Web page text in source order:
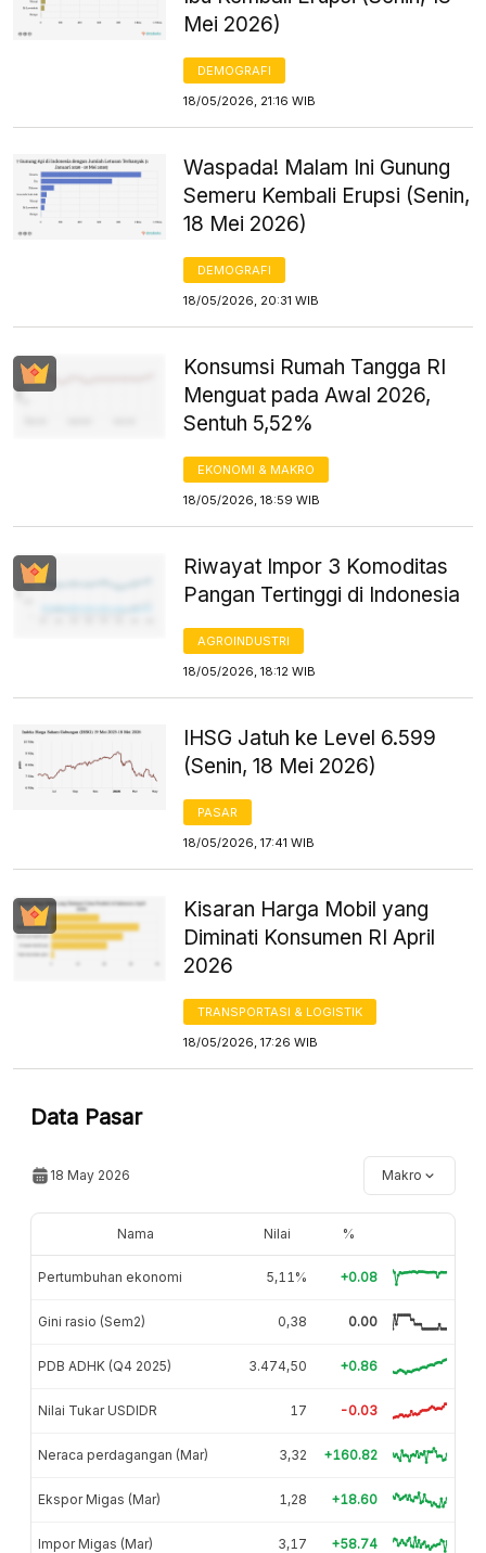
Mei 2026)
DEMOGRAFI
18/05/2026, 21:16 WIB
Waspada! Malam Ini Gunung
Semeru Kembali Erupsi (Senin,
18 Mei 2026)
DEMOGRAFI
18/05/2026, 20:31 WIB
Konsumsi Rumah Tangga RI
Menguat pada Awal 2026,
Sentuh 5,52%
EKONOMI & MAKRO
18/05/2026, 18:59 WIB
Riwayat Impor 3 Komoditas
Pangan Tertinggi di Indonesia
AGROINDUSTRI
18/05/2026, 18:12 WIB
IHSG Jatuh ke Level 6.599
(Senin, 18 Mei 2026)
PASAR
18/05/2026, 17:41 WIB
Kisaran Harga Mobil yang
Diminati Konsumen RI April
2026
TRANSPORTASI & LOGISTIK
18/05/2026, 17:26 WIB
Data Pasar
18 May 2026 Makro
Nama Nilai %
Pertumbuhan ekonomi 5,11% +0.08
Gini rasio (Sem2) 0,38 0.00
PDB ADHK (Q4 2025) 3.474,50 +0.86
Nilai Tukar USDIDR 17 -0.03
Neraca perdagangan (Mar) 3,32 +160.82
Ekspor Migas (Mar) 1,28 +18.60
Impor Migas (Mar) 3,17 +58.74